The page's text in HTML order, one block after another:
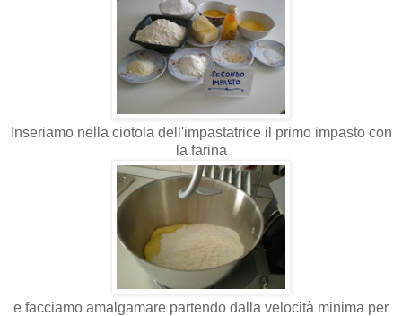
Inseriamo nella ciotola dell'impastatrice il primo impasto con
la farina
e facciamo amalgamare partendo dalla velocità minima per